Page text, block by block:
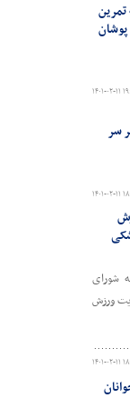
تمرین
۰۲-۱۱ ۱۹:۲۷
سر
۰۲-۱۱ ۱۸:۵۷
شورای
ورزش
۰۲-۱۱ ۱۸:۲۷